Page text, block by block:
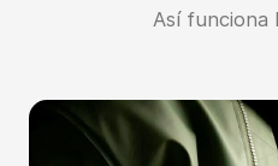
Así funciona